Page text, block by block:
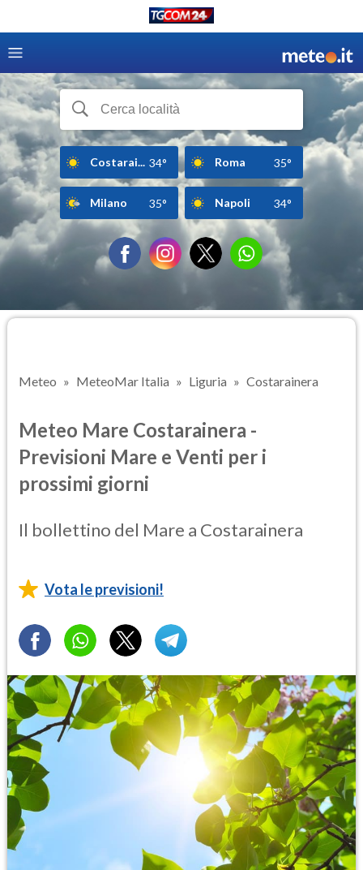
Costarai... 34° Roma 35°
Milano 35° Napoli 34°
Meteo MeteoMar Italia Liguria Costarainera
Meteo Mare Costarainera -
Previsioni Mare e Venti per i
prossimi giorni
Il bollettino del Mare a Costarainera
Vota le previsioni!